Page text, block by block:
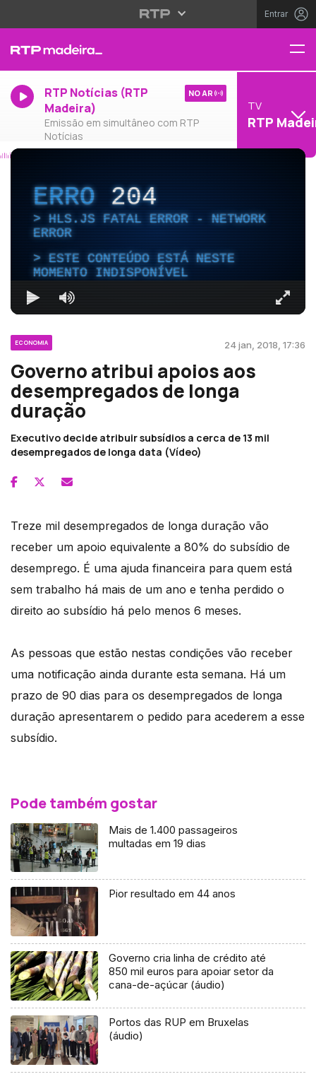
Entrar
RTP Notícias (RTP
Madeira)
Emissão em simultâneo com RTP
Notícias
NO AR
TV
RTP
ERRO204
HLS.JS FATAL ERROR - NETWORK
ERROR
ESTE CONTEÚDO ESTÁ NESTE
MOMENTO INDISPONÍVEL
ECONOMIA 24 jan, 2018, 17:36
Governo atribui apoios aos
desempregados de longa
duração
Executivo decide atribuir subsídios a cerca de 13 mil
desempregados de longa data (Vídeo)
Treze mil desempregados de longa duração vão
receber um apoio equivalente a 80% do subsídio de
desemprego. É uma ajuda financeira para quem está
sem trabalho há mais de um ano e tenha perdido o
direito ao subsídio há pelo menos 6 meses.
As pessoas que estão nestas condições vão receber
uma notificação ainda durante esta semana. Há um
prazo de 90 dias para os desempregados de longa
duração apresentarem o pedido para acederem a esse
subsídio.
Pode também gostar
Mais de 1.400 passageiros
multadas em 19 dias
Pior resultado em 44 anos
Governo cria linha de crédito até
850 mil euros para apoiar setor da
cana-de-açúcar (áudio)
Portos das RUP em Bruxelas
(áudio)